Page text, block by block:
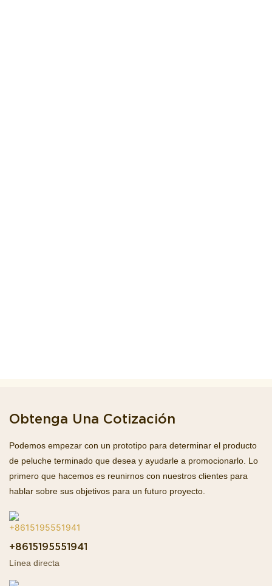
Obtenga Una Cotización
Podemos empezar con un prototipo para determinar el producto
de peluche terminado que desea y ayudarle a promocionarlo. Lo
primero que hacemos es reunirnos con nuestros clientes para
hablar sobre sus objetivos para un futuro proyecto.
+8615195551941
Línea directa